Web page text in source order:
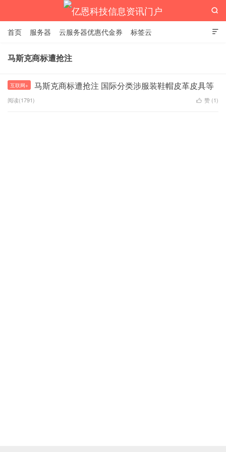
亿恩科技信息资讯门户

首页 服务器 云服务器优惠代金券 标签云

马斯克商标遭抢注
互联网+ 马斯克商标遭抢注 国际分类涉服装鞋帽皮革皮具等
阅读(1791)  赞 (1)